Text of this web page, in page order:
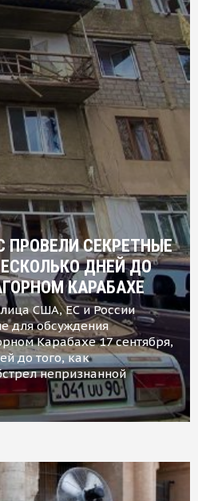
ПРОВЕЛИ СЕКРЕТНЫЕ
ДНЕЙ ДО
КАРАБАХЕ
США, ЕС и России
для обсуждения
Карабахе 17 сентября,
до того, как
непризнанной